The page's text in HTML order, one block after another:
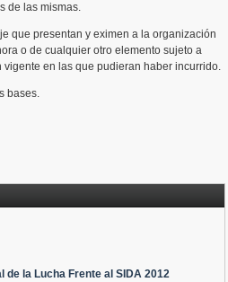
de las mismas.
que presentan y eximen a la organización
o de cualquier otro elemento sujeto a
en las que pudieran haber incurrido.
bases.
la Lucha Frente al SIDA 2012